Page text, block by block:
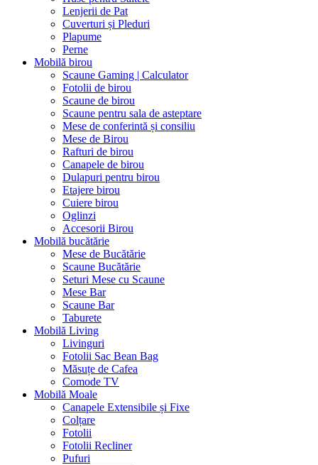
Lenjerii de Pat
Cuverturi și Pleduri
Plapume
Perne
Mobilă birou
Scaune Gaming | Calculator
Fotolii de birou
Scaune de birou
Scaune pentru sala de asteptare
Mese de conferintă și consiliu
Mese de Birou
Rafturi de birou
Canapele de birou
Dulapuri pentru birou
Etajere birou
Cuiere birou
Oglinzi
Accesorii Birou
Mobilă bucătărie
Mese de Bucătărie
Scaune Bucătărie
Seturi Mese cu Scaune
Mese Bar
Scaune Bar
Taburete
Mobilă Living
Livinguri
Fotolii Sac Bean Bag
Măsuțe de Cafea
Comode TV
Mobilă Moale
Canapele Extensibile și Fixe
Colțare
Fotolii
Fotolii Recliner
Pufuri